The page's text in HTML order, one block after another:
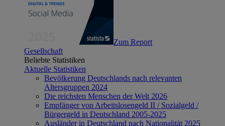
Zum Report
Gesellschaft
Beliebte Statistiken
Aktuelle Statistiken
Bevölkerung Deutschlands nach relevanten
Altersgruppen 2024
Die reichsten Menschen der Welt 2026
Empfänger von Arbeitslosengeld II / Sozialgeld /
Bürgergeld in Deutschland 2005-2025
Ausländer in Deutschland nach Nationalität 2025